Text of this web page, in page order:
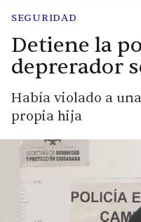
SEGURIDAD
Detiene la
deprerador
Había violado a
propia hija